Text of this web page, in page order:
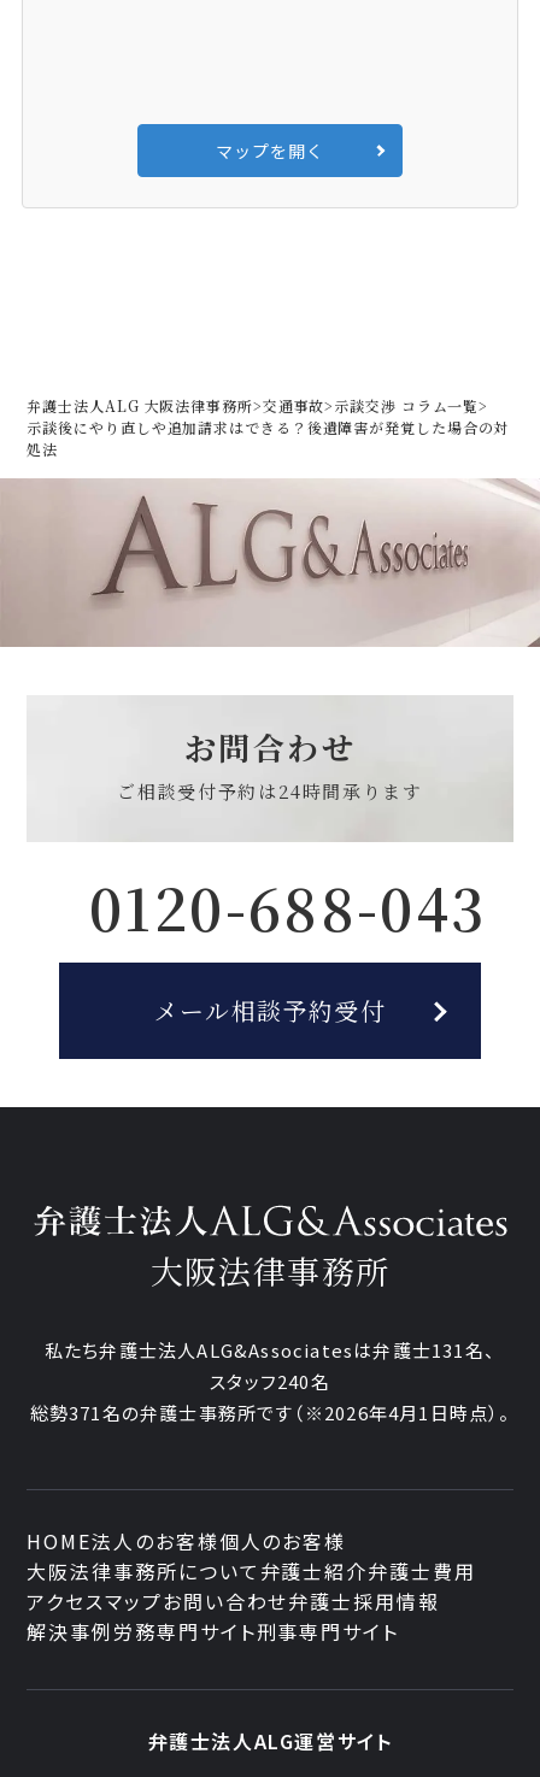
マップを開く
弁護士法人ALG 大阪法律事務所>交通事故>示談交渉 コラム一覧>
示談後にやり直しや追加請求はできる？後遺障害が発覚した場合の対
処法
お問合わせ
ご相談受付予約は24時間承ります
0120-688-043
メール相談予約受付
大阪法律事務所
私たち弁護士法人ALG&Associatesは弁護士131名、
スタッフ240名
総勢371名の弁護士事務所です （※2026年4月1日時点）。
HOME法人のお客様個人のお客様
大阪法律事務所について 弁護士紹介弁護士費用
アクセスマップお問い合わせ弁護士採用情報
解決事例労務専門サイト刑事専門サイト
弁護士法人ALG運営サイト